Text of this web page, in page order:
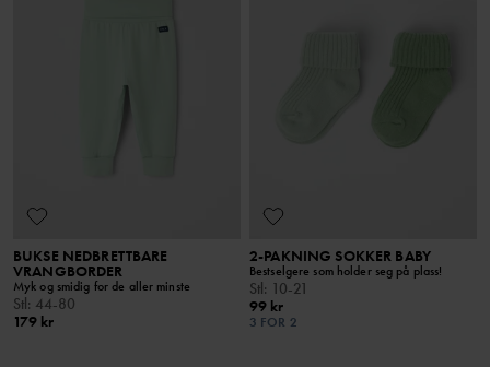
BUKSE NEDBRETTBARE
VRANGBORDER
Myk og smidig for de aller minste
Stl: 44-80
179 kr
2-PAKNING SOKKER BABY
Bestselgere som holder seg på plass!
Stl: 10-21
99 kr
3 FOR 2